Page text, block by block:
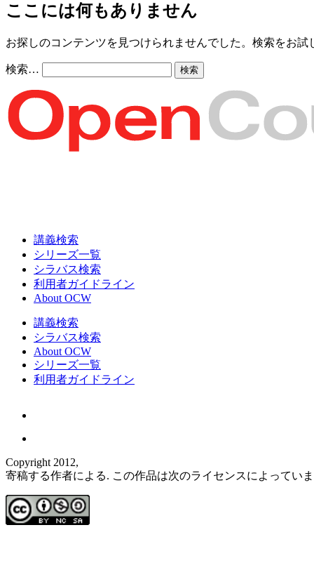
ここには何もありません
お探しのコンテンツを見つけられませんでした。検索をお試
検索…
講義検索
シリーズ一覧
シラバス検索
利用者ガイドライン
About OCW
講義検索
シラバス検索
About OCW
シリーズ一覧
利用者ガイドライン
Copyright 2012,
寄稿する作者による. この作品は次のライセンスによってい